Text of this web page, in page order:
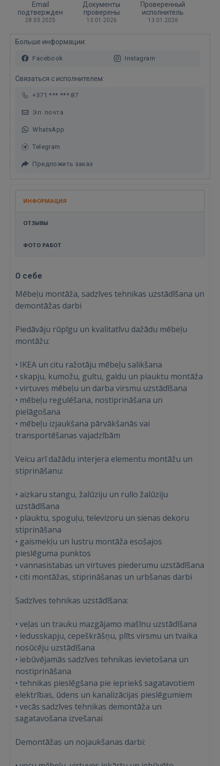
Email
подтвержден
28.03.2025
Документы
проверены
13.01.2026
Проверенный
исполнитель
13.01.2026
Больше информации:
Facebook Instagram
Связаться с исполнителем:
+371 *** *** 87
Эл. почта
WhatsApp
Telegram
Предложить заказ
ИНФОРМАЦИЯ
ОТЗЫВЫ
ФОТО РАБОТ
О себе
Mēbeļu montāža, sadzīves tehnikas uzstādīšana un
demontāžas darbi
Piedāvāju rūpīgu un kvalitatīvu dažādu mēbeļu
montāžu:
• IKEA un citu ražotāju mēbeļu salikšana
• skapju, kumožu, gultu, galdu un plauktu montāža
• virtuves mēbeļu un darba virsmu uzstādīšana
• mēbeļu regulēšana, nostiprināšana un
pielāgošana
• mēbeļu izjaukšana pārvākšanās vai
transportēšanas vajadzībām
Veicu arī dažādu interjera elementu montāžu un
stiprināšanu:
• aizkaru stangu, žalūziju un rullo žalūziju
uzstādīšana
• plauktu, spoguļu, televizoru un sienas dekoru
stiprināšana
• gaismekļu un lustru montāža esošajos
pieslēguma punktos
• vannasistabas un virtuves piederumu uzstādīšana
• citi montāžas, stiprināšanas un urbšanas darbi
Sadzīves tehnikas uzstādīšana:
• veļas un trauku mazgājamo mašīnu uzstādīšana
• ledusskapju, cepeškrāšņu, plīts virsmu un tvaika
nosūcēju uzstādīšana
• iebūvējamās sadzīves tehnikas ievietošana un
nostiprināšana
• tehnikas pieslēgšana pie iepriekš sagatavotiem
elektrības, ūdens un kanalizācijas pieslēgumiem
• vecās sadzīves tehnikas demontāža un
sagatavošana izvešanai
Demontāžas un nojaukšanas darbi: